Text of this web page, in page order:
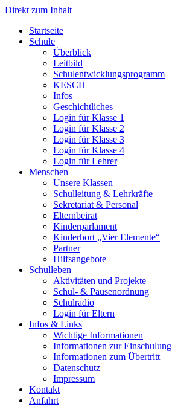
Direkt zum Inhalt
Start­sei­te
Schu­le
Über­blick
Leit­bild
Schul­ent­wick­lungs­pro­gramm
KESCH
Infos
Geschicht­li­ches
Log­in für Klas­se 1
Log­in für Klas­se 2
Log­in für Klas­se 3
Log­in für Klas­se 4
Log­in für Leh­rer
Men­schen
Unse­re Klas­sen
Schul­lei­tung & Lehr­kräf­te
Sekre­ta­ri­at & Per­so­nal
Eltern­bei­rat
Kin­der­par­la­ment
Kin­der­hort „Vier Ele­men­te“
Part­ner
Hilfs­an­ge­bo­te
Schul­le­ben
Akti­vi­tä­ten und Pro­jek­te
Schul- & Pau­sen­ord­nung
Schul­ra­dio
Log­in für Eltern
Infos & Links
Wich­ti­ge Infor­ma­tio­nen
Infor­ma­tio­nen zur Ein­schu­lung
Infor­ma­tio­nen zum Über­tritt
Daten­schutz
Impres­sum
Kon­takt
Anfahrt